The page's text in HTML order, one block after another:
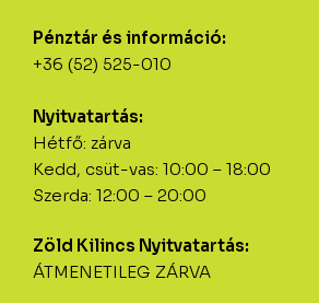
Pénztár és információ:
+36 (52) 525-010
Nyitvatartás:
Hétfő: zárva
Kedd, csüt-vas: 10:00 – 18:00
Szerda: 12:00 – 20:00
Zöld Kilincs Nyitvatartás:
ÁTMENETILEG ZÁRVA